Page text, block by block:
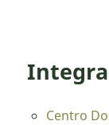
Centro